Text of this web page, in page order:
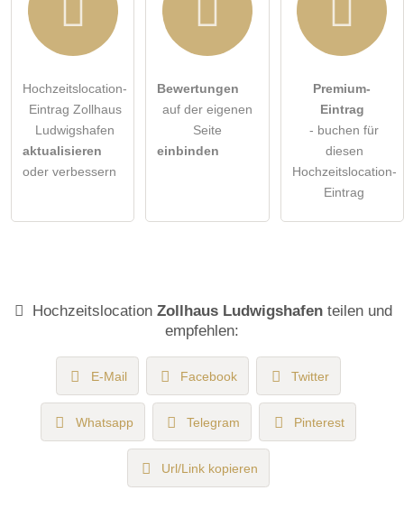
Hochzeitslocation-
Eintrag Zollhaus
Ludwigshafen
aktualisieren
oder verbessern
Bewertungen
auf der eigenen
Seite
einbinden
Premium-
Eintrag
- buchen für
diesen
Hochzeitslocation-
Eintrag
HochzeitslocationZollhaus Ludwigshafen teilen und
empfehlen:
E-Mail Facebook Twitter
Whatsapp Telegram Pinterest
Url/Link kopieren